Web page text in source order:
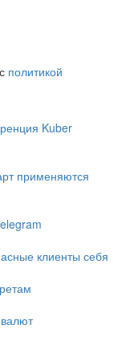
политикой
Kuber
применяются
клиенты себя